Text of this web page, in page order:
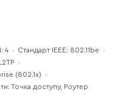
4
Стандарт IEEE: 802.11be
(802.1x)
Точка доступу, Роутер